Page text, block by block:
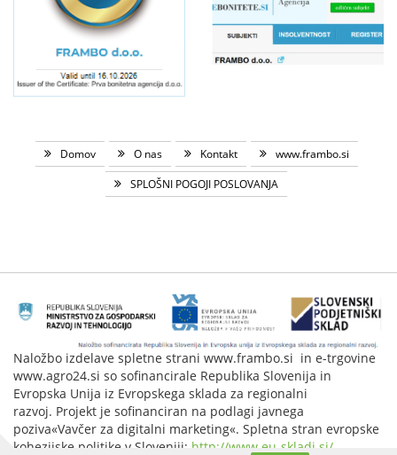
Domov O nas Kontakt
www.frambo.si
SPLOŠNI POGOJI POSLOVANJA
Naložbo izdelave spletne strani www.frambo.si in e-trgovine
www.agro24.si so sofinancirale Republika Slovenija in
Evropska Unija iz Evropskega sklada za regionalni
razvoj. Projekt je sofinanciran na podlagi javnega
poziva«Vavčer za digitalni marketing«. Spletna stran evropske
kohezijske politike v Sloveniji: http://www.eu-skladi.si/